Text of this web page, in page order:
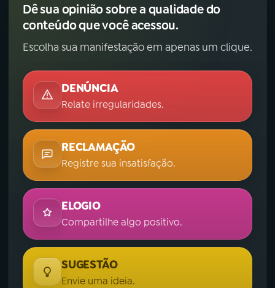
Dê sua opinião sobre a qualidade do
conteúdo que você acessou.
Escolha sua manifestação em apenas um clique.
DENÚNCIA
Relate irregularidades.
RECLAMAÇÃO
Registre sua insatisfação.
ELOGIO
Compartilhe algo positivo.
SUGESTÃO
Envie uma ideia.